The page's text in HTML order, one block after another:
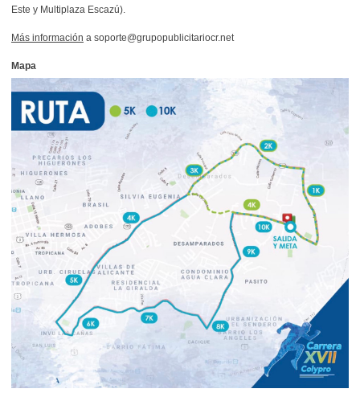
Este y Multiplaza Escazú).
Más información a soporte@grupopublicitariocr.net
Mapa